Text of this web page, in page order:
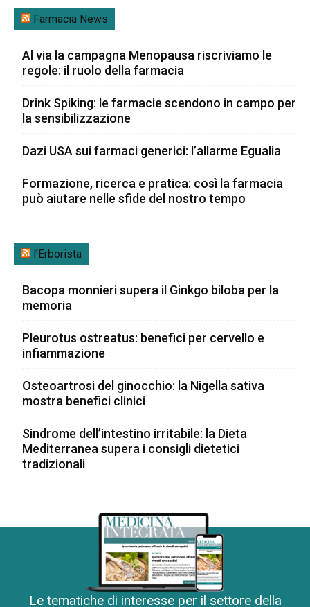
Farmacia News
Al via la campagna Menopausa riscriviamo le
regole: il ruolo della farmacia
Drink Spiking: le farmacie scendono in campo per
la sensibilizzazione
Dazi USA sui farmaci generici: l’allarme Egualia
Formazione, ricerca e pratica: così la farmacia
può aiutare nelle sfide del nostro tempo
l’Erborista
Bacopa monnieri supera il Ginkgo biloba per la
memoria
Pleurotus ostreatus: benefici per cervello e
infiammazione
Osteoartrosi del ginocchio: la Nigella sativa
mostra benefici clinici
Sindrome dell’intestino irritabile: la Dieta
Mediterranea supera i consigli dietetici
tradizionali
Le tematiche di interesse per il settore della